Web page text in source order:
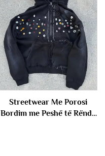
Streetwear Me Porosi
Bordim me Peshë të Rëndë